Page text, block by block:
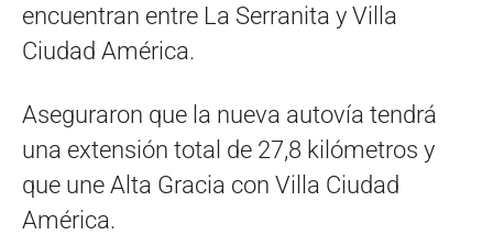
encuentran entre La Serranita y Villa
Ciudad América.
Aseguraron que la nueva autovía tendrá
una extensión total de 27,8 kilómetros y
que une Alta Gracia con Villa Ciudad
América.